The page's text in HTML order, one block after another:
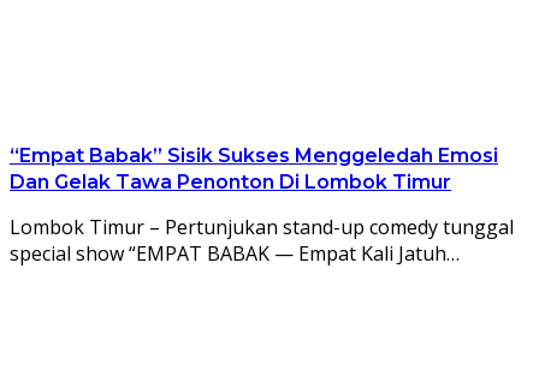
“Empat Babak” Sisik Sukses Menggeledah Emosi
Dan Gelak Tawa Penonton Di Lombok Timur
Lombok Timur – Pertunjukan stand-up comedy tunggal
special show “EMPAT BABAK — Empat Kali Jatuh…